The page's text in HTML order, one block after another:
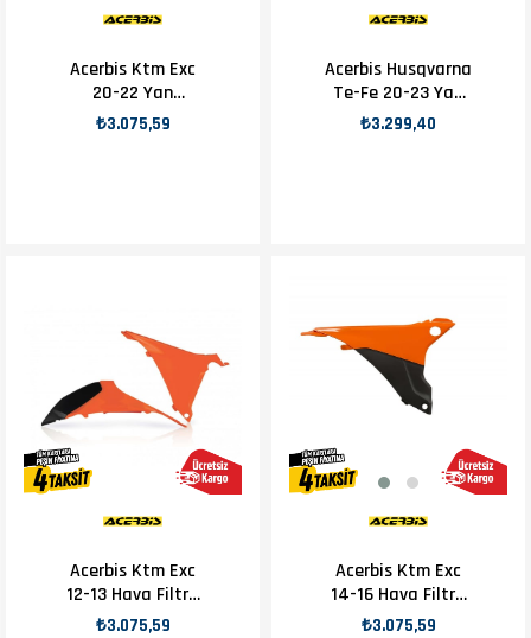
Acerbis Ktm Exc
20-22 Yan
Numaratör Siyah
₺3.075,59
Acerbis Husqvarna
Te-Fe 20-23 Yan
Numaratör Beyaz
₺3.299,40
Acerbis Ktm Exc
12-13 Hava Filtre
Kapağı Turuncu
₺3.075,59
Acerbis Ktm Exc
14-16 Hava Filtre
Kapağı
₺3.075,59